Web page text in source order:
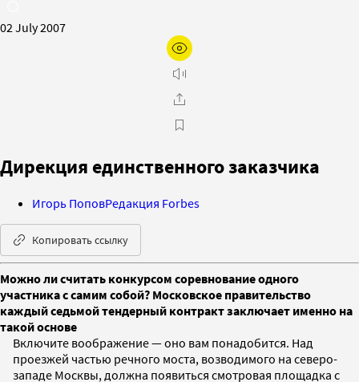
02 July 2007
Дирекция единственного заказчика
Игорь ПоповРедакция Forbes
Копировать ссылку
Можно ли считать конкурсом соревнование одного
участника с самим собой? Московское правительство
каждый седьмой тендерный контракт заключает именно на
такой основе
Включите воображение — оно вам понадобится. Над
проезжей частью речного моста, возводимого на северо-
западе Москвы, должна появиться смотровая площадка с